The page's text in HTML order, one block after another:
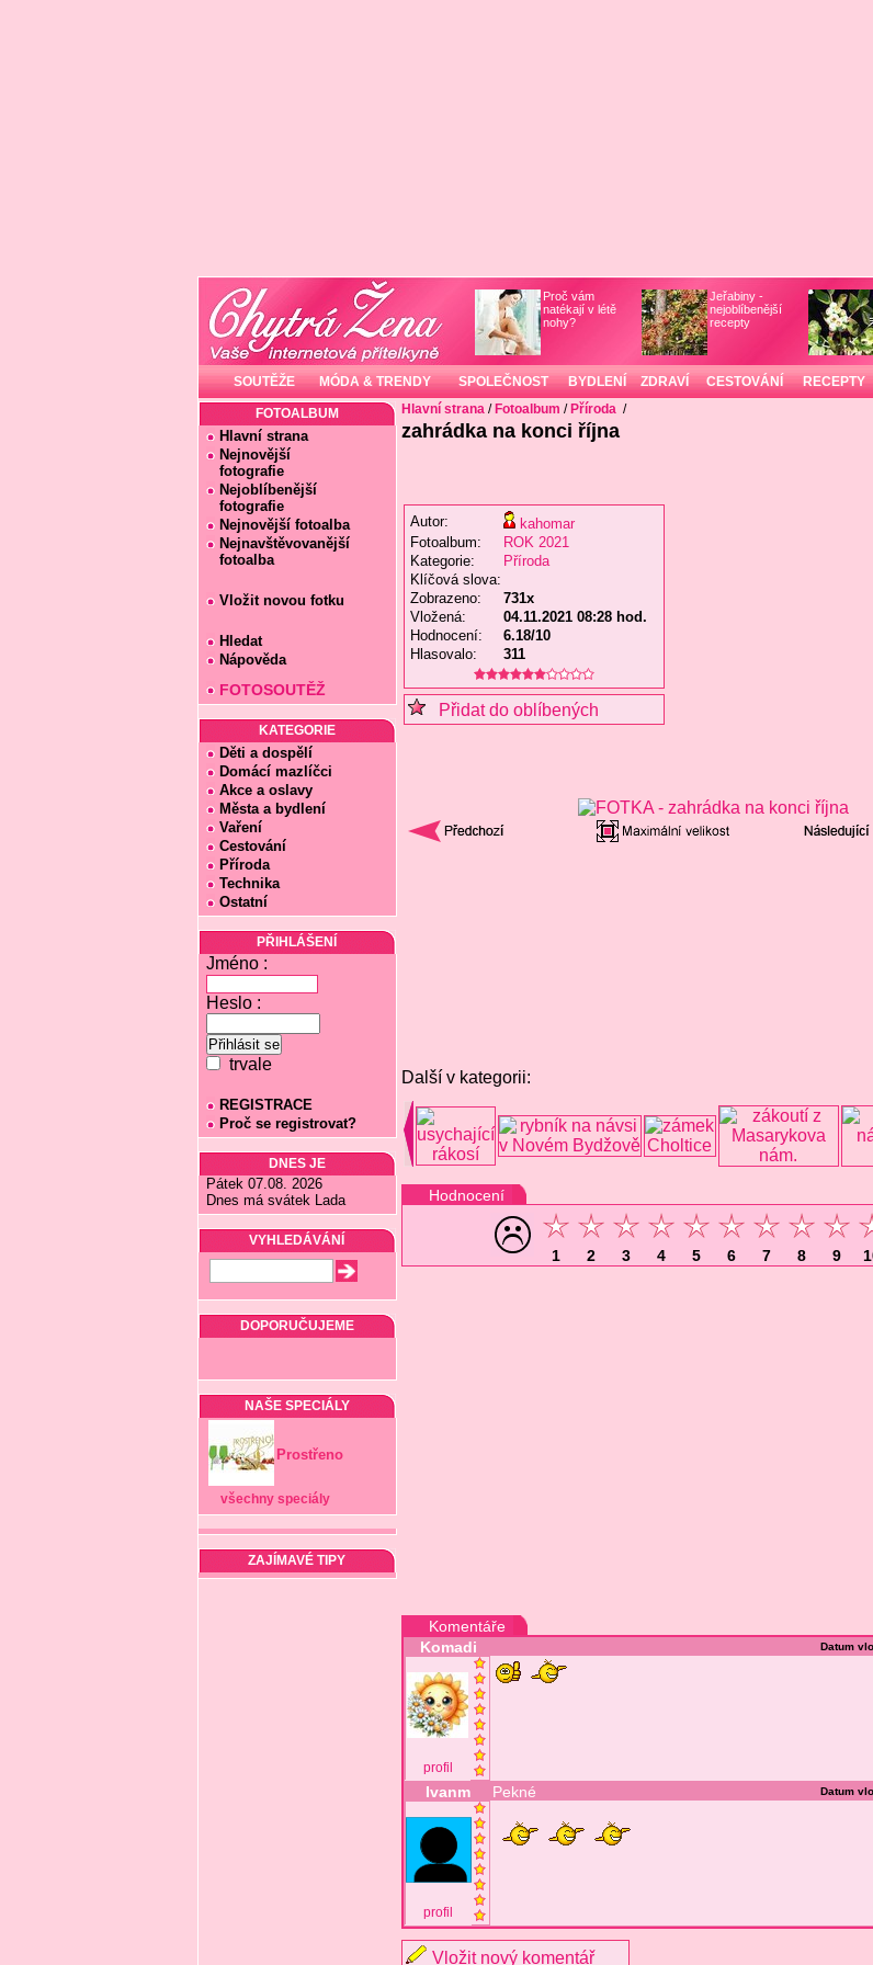
Proč vám
natékají v létě
nohy?
Jeřabiny -
nejoblíbenější
recepty
SOUTĚŽE MÓDA & TRENDY SPOLEČNOST BYDLENÍ ZDRAVÍ CESTOVÁNÍ RECEPTY
FOTOALBUM
Hlavní strana
Nejnovější
fotografie
Nejoblíbenější
fotografie
Nejnovější fotoalba
Nejnavštěvovanější
fotoalba
Vložit novou fotku
Hledat
Nápověda
FOTOSOUTĚŽ
KATEGORIE
Děti a dospělí
Domácí mazlíčci
Akce a oslavy
Města a bydlení
Vaření
Cestování
Příroda
Technika
Ostatní
PŘIHLÁŠENÍ
Jméno :
Heslo :
trvale
REGISTRACE
Proč se registrovat?
DNES JE
Pátek 07.08. 2026
Dnes má svátek Lada
VYHLEDÁVÁNÍ
DOPORUČUJEME
NAŠE SPECIÁLY
Prostřeno
všechny speciály
ZAJÍMAVÉ TIPY
Hlavní strana/ Fotoalbum / Příroda /
zahrádka na konci října
Autor:
kahomar
Fotoalbum:
ROK 2021
Kategorie:
Příroda
Klíčová slova:
Zobrazeno:
731x
Vložená:
04.11.2021 08:28 hod.
Hodnocení:
6.18/10
Hlasovalo:
311
Přidat do oblíbených
Další v kategorii:
Hodnocení
1 2 3 4 5 6 7 8 9
Komentáře
Komadi
Datum
profil
Ivanm Pekné Datum
profil
Vložit nový komentář